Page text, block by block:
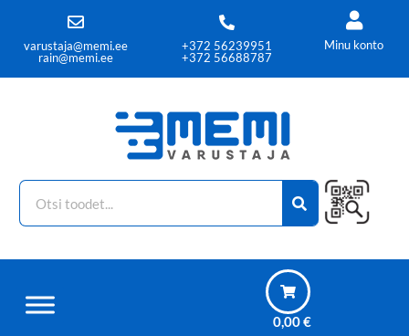
varustaja@memi.ee
rain@memi.ee
+372 56239951
+372 56688787
Minu konto
0,00€